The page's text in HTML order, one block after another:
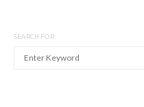
SEARCH FOR: